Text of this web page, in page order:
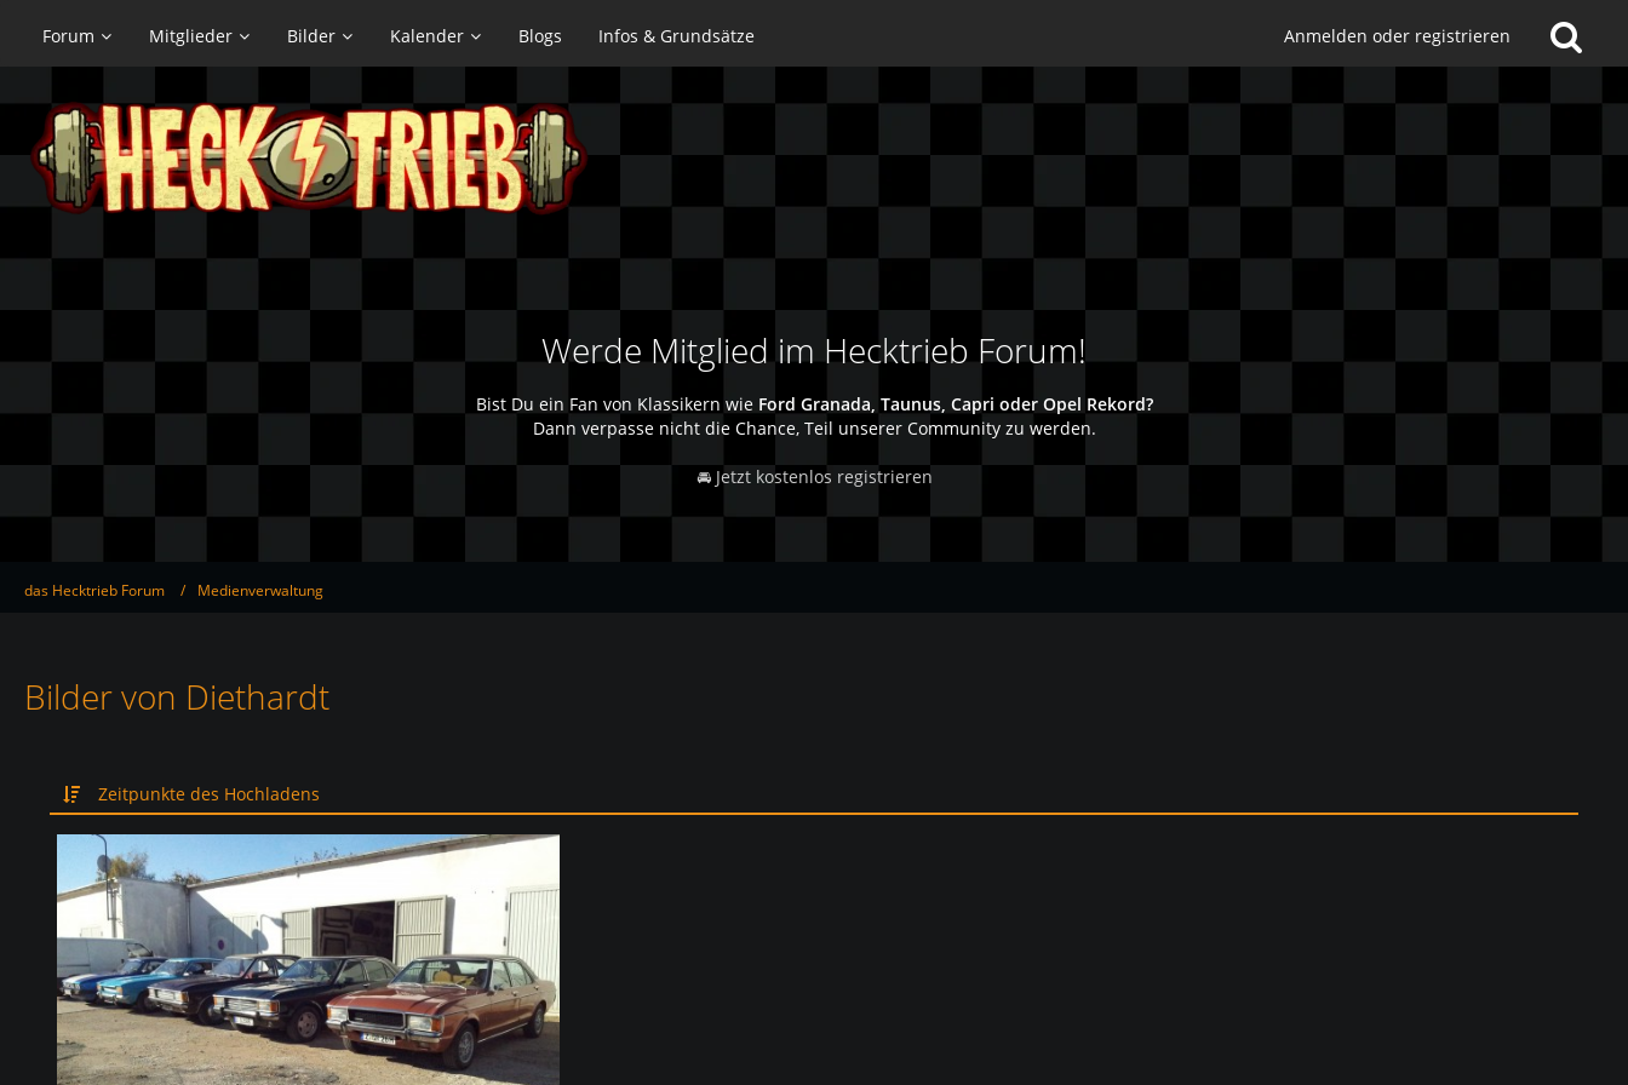
Forum Mitglieder Bilder Kalender Blogs Infos & Grundsätze Anmelden oder registrieren
Werde Mitglied im Hecktrieb Forum!
Bist Du ein Fan von Klassikern wie Ford Granada, Taunus, Capri oder Opel Rekord?
Dann verpasse nicht die Chance, Teil unserer Community zu werden.
🚘 Jetzt kostenlos registrieren
das Hecktrieb Forum Medienverwaltung
Bilder von Diethardt
Zeitpunkte des Hochladens